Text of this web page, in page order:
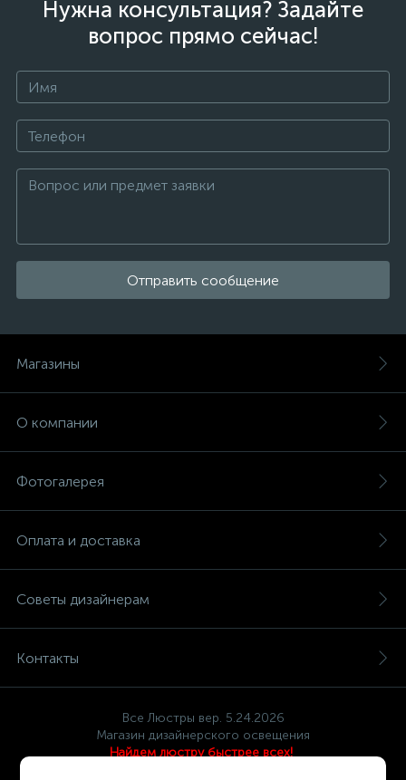
Нужна консультация? Задайте
вопрос прямо сейчас!
Отправить сообщение
Магазины
О компании
Фотогалерея
Оплата и доставка
Советы дизайнерам
Контакты
Все Люстры вер. 5.24.2026
Магазин дизайнерского освещения
Найдем люстру быстрее всех!